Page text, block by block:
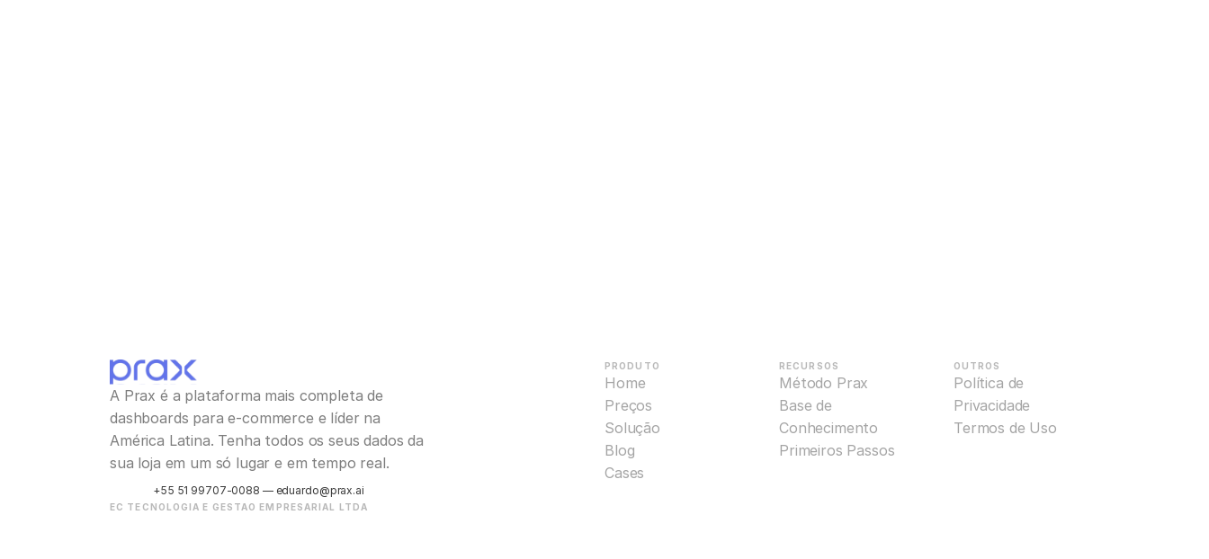
A Prax é a plataforma mais completa de
dashboards para e-commerce e líder na
América Latina. Tenha todos os seus dados da
sua loja em um só lugar e em tempo real.
+55 51 99707-0088 — eduardo@prax.ai
EC TECNOLOGIA E GESTAO EMPRESARIAL LTDA
PRODUTO
Home
Preços
Solução
Blog
Cases
RECURSOS
Método Prax
Base de
Conhecimento
Primeiros Passos
OUTROS
Política de
Privacidade
Termos de Uso